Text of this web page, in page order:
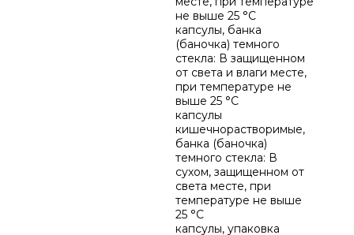
не выше 25 °C
капсулы, банка
(баночка) темного
стекла: В защищенном
от света и влаги месте,
при температуре не
выше 25 °C
капсулы
кишечнорастворимые,
банка (баночка)
темного стекла: В
сухом, защищенном от
света месте, при
температуре не выше
25 °C
капсулы, упаковка